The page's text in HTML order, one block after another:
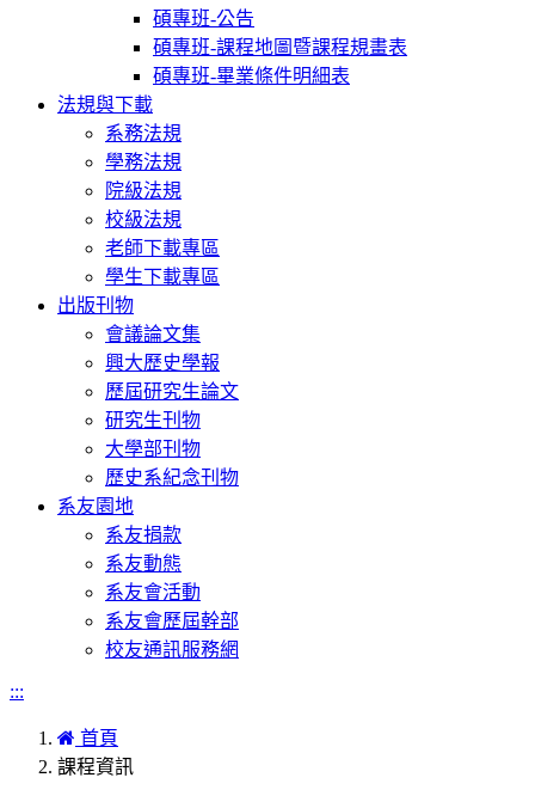
碩專班-公告
碩專班-課程地圖暨課程規畫表
碩專班-畢業條件明細表
法規與下載
系務法規
學務法規
院級法規
校級法規
老師下載專區
學生下載專區
出版刊物
會議論文集
興大歷史學報
歷屆研究生論文
研究生刊物
大學部刊物
歷史系紀念刊物
系友園地
系友捐款
系友動態
系友會活動
系友會歷屆幹部
校友通訊服務網
:::
首頁
課程資訊